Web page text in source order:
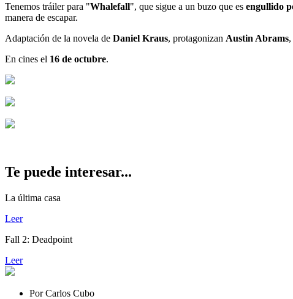
Tenemos tráiler para "Whalefall", que sigue a un buzo que es engullido
manera de escapar.
Adaptación de la novela de Daniel Kraus, protagonizan Austin Abrams,
En cines el 16 de octubre.
Te puede interesar...
La última casa
Leer
Fall 2: Deadpoint
Leer
PorCarlos Cubo